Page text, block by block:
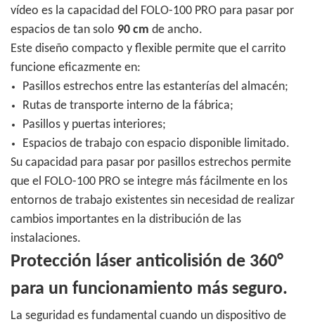
vídeo es la capacidad del FOLO-100 PRO para pasar por
espacios de tan solo 90 cm de ancho.
Este diseño compacto y flexible permite que el carrito
funcione eficazmente en:
Pasillos estrechos entre las estanterías del almacén;
Rutas de transporte interno de la fábrica;
Pasillos y puertas interiores;
Espacios de trabajo con espacio disponible limitado.
Su capacidad para pasar por pasillos estrechos permite
que el FOLO-100 PRO se integre más fácilmente en los
entornos de trabajo existentes sin necesidad de realizar
cambios importantes en la distribución de las
instalaciones.
Protección láser anticolisión de 360°
para un funcionamiento más seguro.
La seguridad es fundamental cuando un dispositivo de